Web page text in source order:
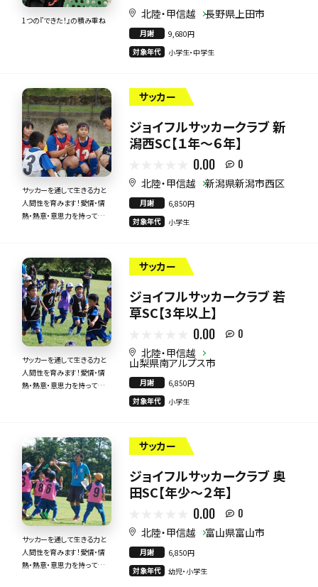
1つの『できた！』の積み重ね 北陸・甲信越 長野県上田市
月謝
9,680円
対象年代
小学生・中学生
サッカーを通して生きる力と
人間性を育みます！愛情・情
熱・熱意・意思力を持って全
サッカー
ジョイフルサッカークラブ 新
潟西SC【１年～６年】
0.00 0
北陸・甲信越 新潟県新潟市西区
月謝
6,850円
対象年代
小学生
サッカーを通して生きる力と
人間性を育みます！愛情・情
熱・熱意・意思力を持って全
サッカー
ジョイフルサッカークラブ 若
草SC【3年以上】
0.00 0
北陸・甲信越
山梨県南アルプス市
月謝
6,850円
対象年代
小学生
サッカーを通して生きる力と
人間性を育みます！愛情・情
熱・熱意・意思力を持って全
サッカー
ジョイフルサッカークラブ 奥
田SC【年少～２年】
0.00 0
北陸・甲信越 富山県富山市
月謝
6,850円
対象年代
幼児・小学生